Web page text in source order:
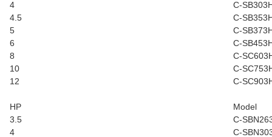
4
C-
4.5
C-
5
C-
6
C-
8
C-
10
C-
12
C-
HP
Model
3.5
C-
4
C-